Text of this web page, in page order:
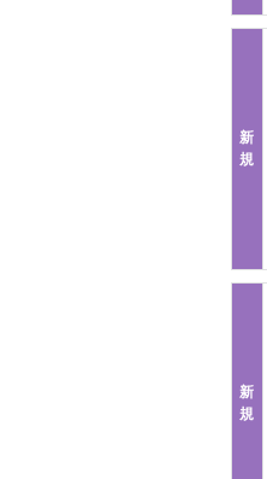
新
規
新
規